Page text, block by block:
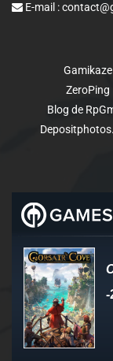
E-mail :
Gamikaze
ZeroPing
Blog de